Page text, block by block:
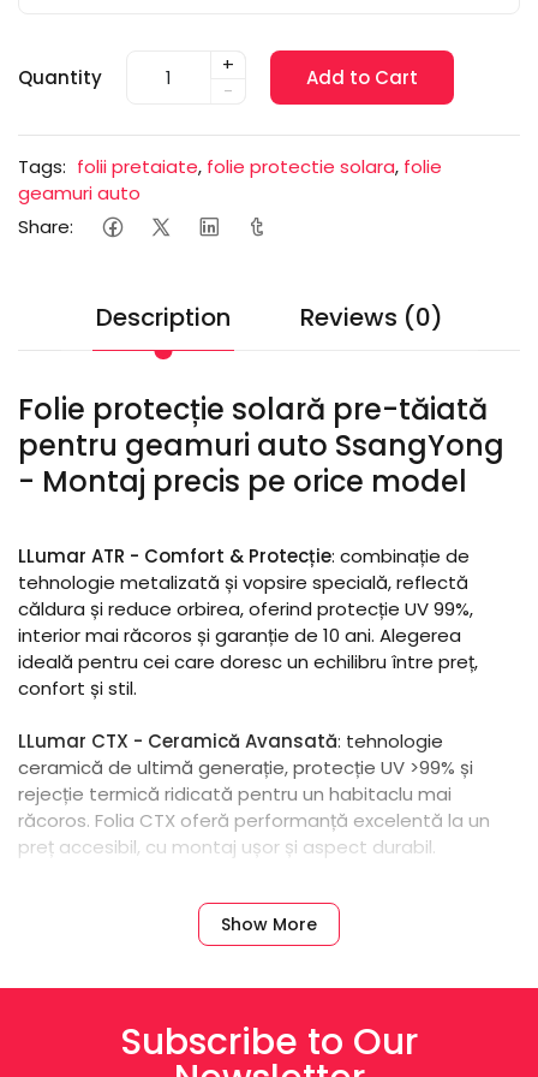
Quantity
+
-
Add to Cart
Tags: folii pretaiate, folie protectie solara, folie
geamuri auto
Share:
Description Reviews (0)
Folie protecție solară pre-tăiată
pentru geamuri auto SsangYong
- Montaj precis pe orice model
LLumar ATR - Comfort & Protecție: combinație de
tehnologie metalizată și vopsire specială, reflectă
căldura și reduce orbirea, oferind protecție UV 99%,
interior mai răcoros și garanție de 10 ani. Alegerea
ideală pentru cei care doresc un echilibru între preț,
confort și stil.
LLumar CTX - Ceramică Avansată: tehnologie
ceramică de ultimă generație, protecție UV >99% și
rejecție termică ridicată pentru un habitaclu mai
răcoros. Folia CTX oferă performanță excelentă la un
preț accesibil, cu montaj ușor și aspect durabil.
LLumar IRX - Performanță Maximală
ceramică care respinge radiațiile infraroșii extrem de
eficient, protecție UV completă și durabilitate sporită.
Fiecare set de folii LLumar este pre-tăiat pentru
Show More
Subscribe to Our